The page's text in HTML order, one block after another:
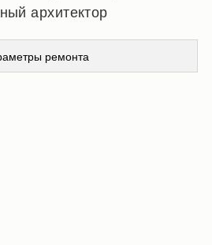
архитектор
ремонта